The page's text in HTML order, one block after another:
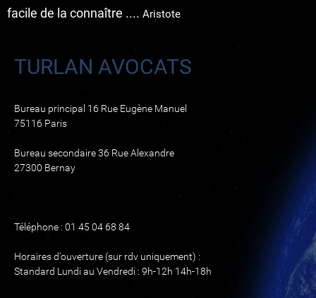
facile de la connaître .... Aristote
TURLAN AVOCATS
Bureau principal 16 Rue Eugène Manuel
75116 Paris
Bureau secondaire 36 Rue Alexandre
27300 Bernay
Téléphone : 01 45 04 68 84
Horaires d'ouverture (sur rdv uniquement) :
Standard Lundi au Vendredi : 9h-12h 14h-18h